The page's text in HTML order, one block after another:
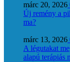
márc 20, 2026
Új remény a
ma?
márc 13, 2026
A légutakat
alapú terápiás